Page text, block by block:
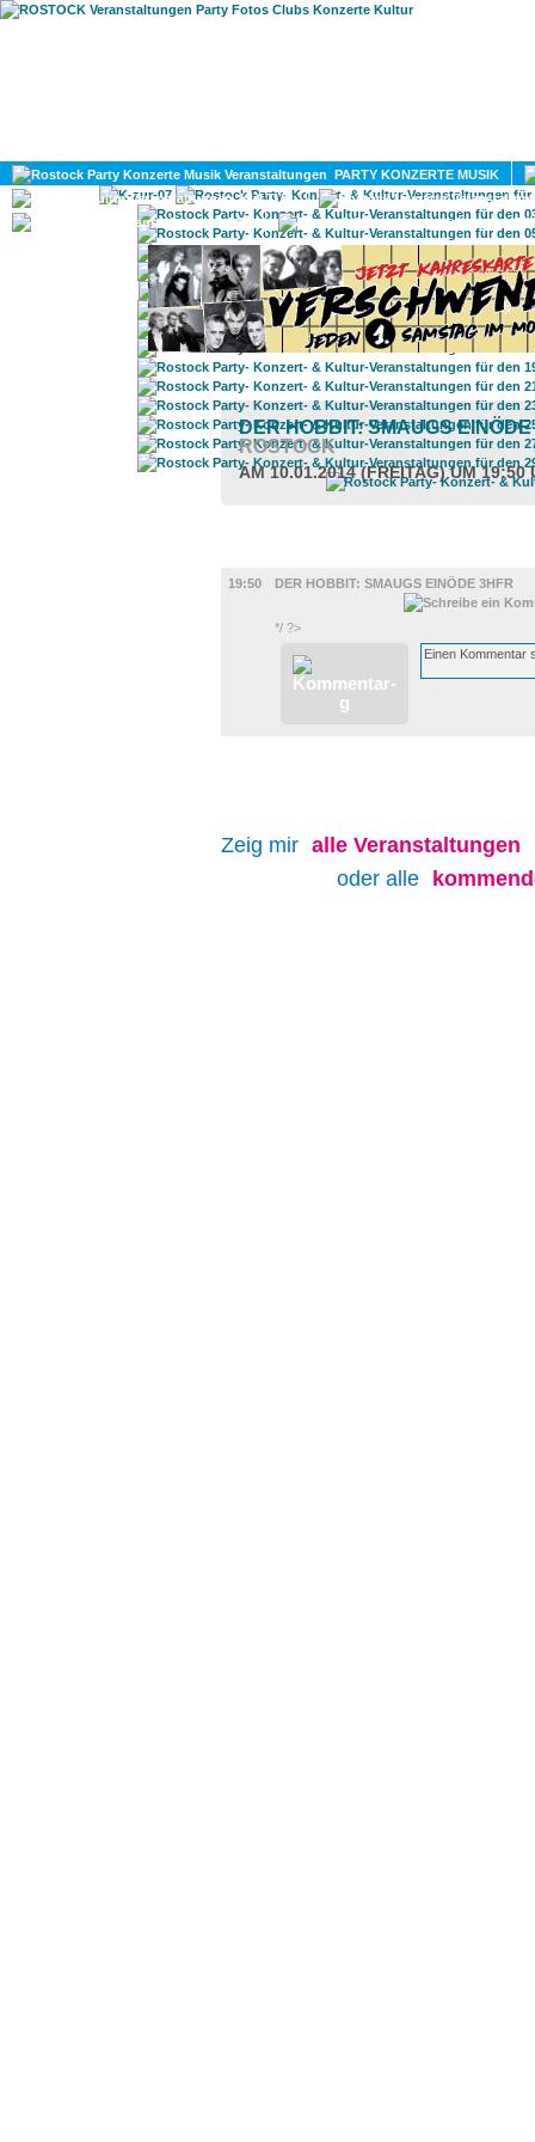
PARTY KONZERTE MUSIK
KULTUR
GAY
DER HOBBIT: SMAUGS
ROSTOCK
AM 10.01.2014 (FREITAG) UM 19:50
19:50
DER HOBBIT: SMAUGS EINÖDE 3HFR
*/ ?>
Zeig mir alle Veranstaltungen
oder alle